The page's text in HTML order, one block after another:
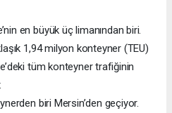
en büyük üç limanından biri.
1,94 milyon konteyner (TEU)
tüm konteyner trafiğinin
biri Mersin’den geçiyor.